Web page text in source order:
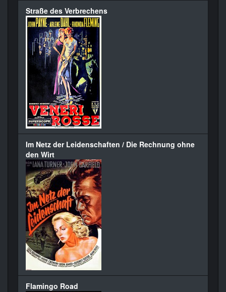
Straße des Verbrechens
Im Netz der Leidenschaften / Die Rechnung ohne
den Wirt
Flamingo Road